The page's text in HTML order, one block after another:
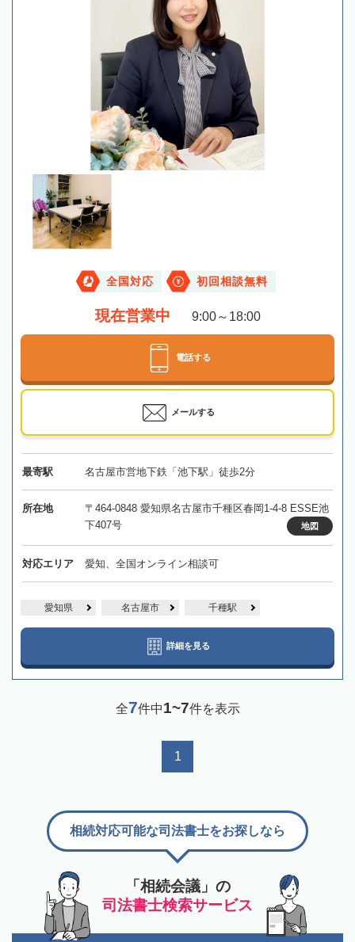
全国対応 初回相談無料
現在営業中 9:00～18:00
電話する
メールする
最寄駅 名古屋市営地下鉄「池下駅」徒歩2分
所在地
〒464-0848 愛知県名古屋市千種区春岡1-4-8 ESSE池
下407号
地図
対応エリア 愛知、全国オンライン相談可
愛知県 名古屋市 千種駅
詳細を見る
全7件中1~7件を表示
1
「相続会議」の
司法書士検索サービス
相続対応可能な司法書士をお探しなら